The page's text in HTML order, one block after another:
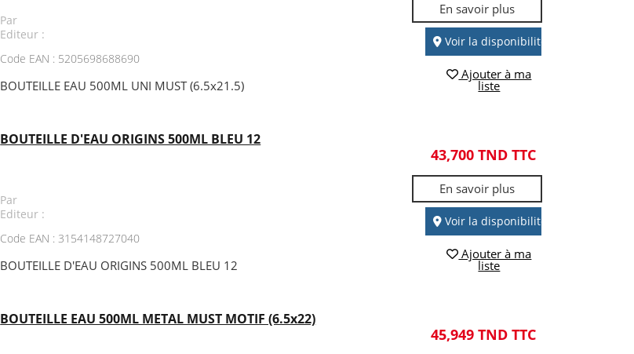
Par
Editeur :
Code EAN : 5205698688690
BOUTEILLE EAU 500ML UNI MUST (6.5x21.5)
En savoir plus
Voir la disponibilité
Ajouter à ma
liste
BOUTEILLE D'EAU ORIGINS 500ML BLEU 12
Par
Editeur :
Code EAN : 3154148727040
BOUTEILLE D'EAU ORIGINS 500ML BLEU 12
43,700 TND TTC
En savoir plus
Voir la disponibilité
Ajouter à ma
liste
BOUTEILLE EAU 500ML METAL MUST MOTIF (6.5x22)
45,949 TND TTC